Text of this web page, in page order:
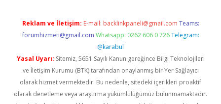
Reklam ve İletişim: E-mail: backlinkpaneli@gmail.com Teams:
forumhizmeti@gmail.com Whatsapp: 0262 606 0 726 Telegram:
@karabul
Yasal Uyarı: Sitemiz, 5651 Sayılı Kanun gereğince Bilgi Teknolojileri
ve İletişim Kurumu (BTK) tarafından onaylanmış bir Yer Sağlayıcı
olarak hizmet vermektedir. Bu nedenle, sitedeki içerikleri proaktif
olarak denetleme veya araştırma yükümlülüğümüz bulunmamaktadır.